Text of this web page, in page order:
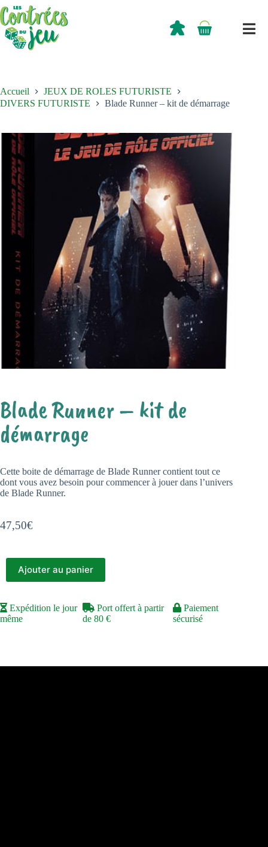
Passer
au
contenu
Panier
0,00
Accueil
JEUX DE ROLES FUTURISTE
DIVERS FUTURISTE
Blade Runner – kit de démarrage
Blade Runner – kit de
démarrage
47,50€
Cette boite de démarrage de Blade Runner contient tout ce
dont vous avez besoin pour commencer à jouer dans l’univers
de Blade Runner.
Ajouter au panier
Expédition le jour
même
Port offert à partir
de 80 €
Paiement
sécurisé